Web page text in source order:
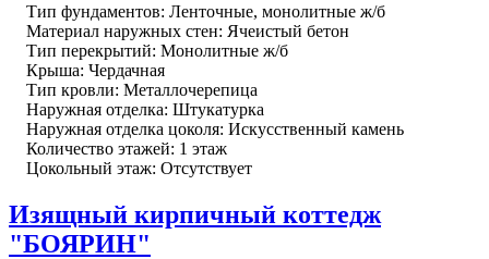
Тип фундаментов: Ленточные, монолитные ж/б
Материал наружных стен: Ячеистый бетон
Тип перекрытий: Монолитные ж/б
Крыша: Чердачная
Тип кровли: Металлочерепица
Наружная отделка: Штукатурка
Наружная отделка цоколя: Искусственный камень
Количество этажей: 1 этаж
Цокольный этаж: Отсутствует
Изящный кирпичный коттедж
"БОЯРИН"